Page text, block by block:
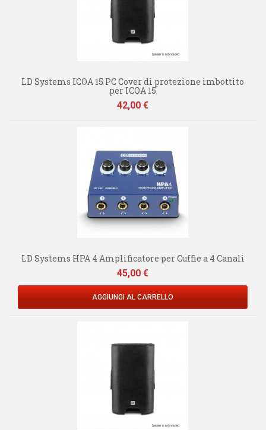
LD Systems ICOA 15 PC Cover di protezione imbottito
per ICOA 15
Prezzo
42,00 €
LD Systems HPA 4 Amplificatore per Cuffie a 4 Canali
Prezzo
45,00 €
AGGIUNGI AL CARRELLO